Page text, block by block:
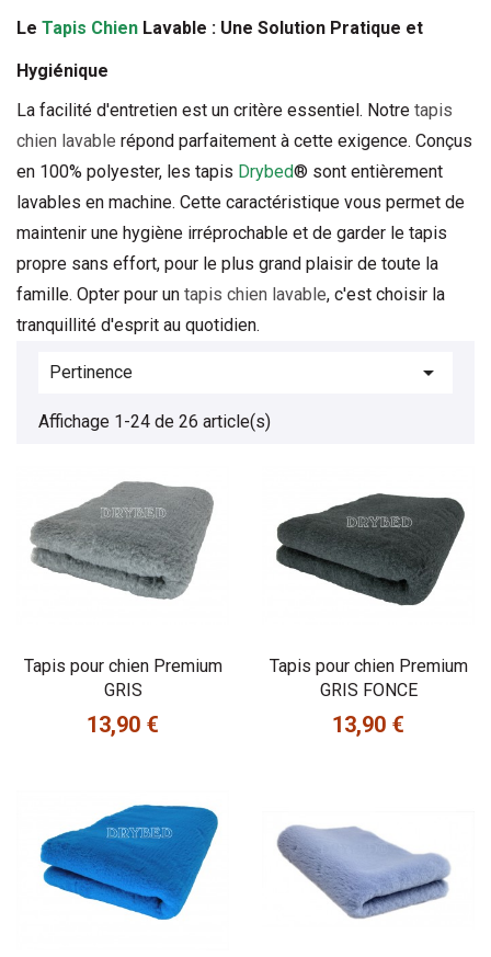
Le Tapis Chien Lavable : Une Solution Pratique et
Hygiénique
La facilité d'entretien est un critère essentiel. Notre tapis
chien lavable répond parfaitement à cette exigence. Conçus
en 100% polyester, les tapis Drybed® sont entièrement
lavables en machine. Cette caractéristique vous permet de
maintenir une hygiène irréprochable et de garder le tapis
propre sans effort, pour le plus grand plaisir de toute la
famille. Opter pour un tapis chien lavable, c'est choisir la
tranquillité d'esprit au quotidien.
Pertinence 
Affichage 1-24 de 26 article(s)
Tapis pour chien Premium
GRIS
Prix
13,90 €
Tapis pour chien Premium
GRIS FONCE
Prix
13,90 €